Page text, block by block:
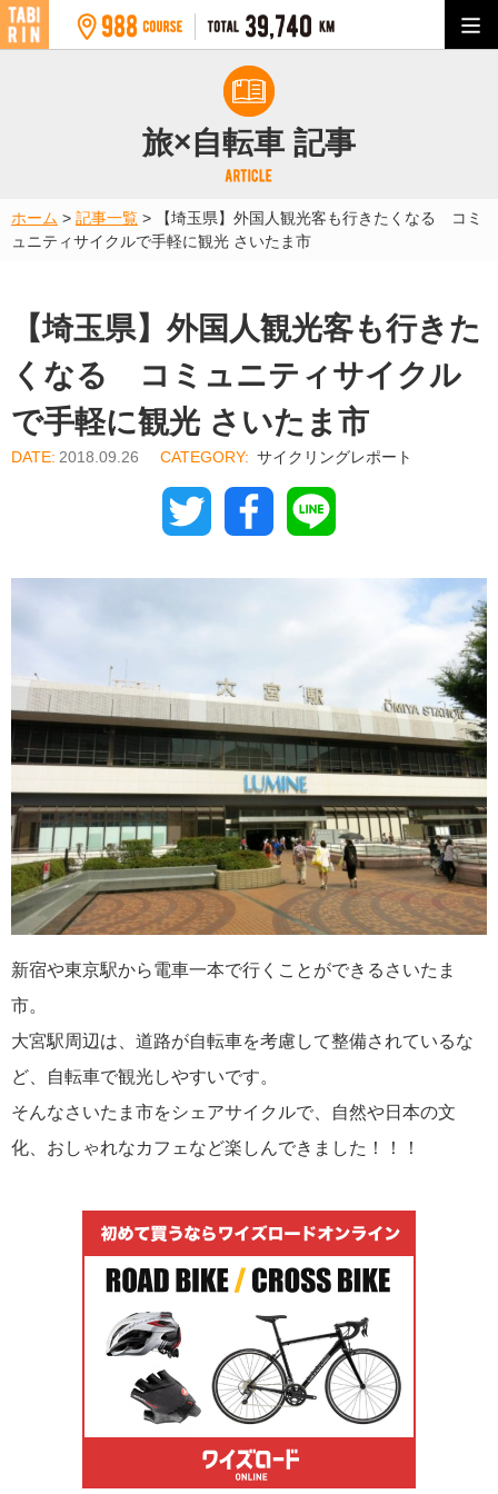
旅×自転車 記事
ホーム > 記事一覧 >
【埼玉県】外国人観光客も行きたくなる コミ
ュニティサイクルで手軽に観光 さいたま市
【埼玉県】外国人観光客も行きた
くなる コミュニティサイクル
で手軽に観光 さいたま市
2018.09.26 サイクリングレポート
Twitter Facebook
新宿や東京駅から電車一本で行くことができるさいたま
市。
大宮駅周辺は、道路が自転車を考慮して整備されているな
ど、自転車で観光しやすいです。
そんなさいたま市をシェアサイクルで、自然や日本の文
化、おしゃれなカフェなど楽しんできました！！！